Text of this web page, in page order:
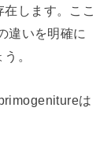
します。ここ
違いを明確に
。
は